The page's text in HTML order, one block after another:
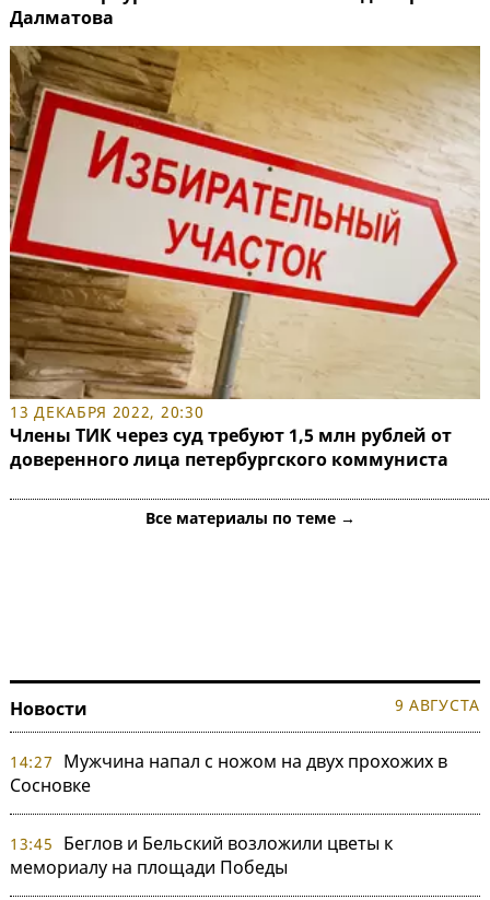
Далматова
13 ДЕКАБРЯ 2022, 20:30
Члены ТИК через суд требуют 1,5 млн рублей от
доверенного лица петербургского коммуниста
Все материалы по теме →
Новости 9 АВГУСТА
14:27
Мужчина напал с ножом на двух прохожих в
Сосновке
13:45
Беглов и Бельский возложили цветы к
мемориалу на площади Победы